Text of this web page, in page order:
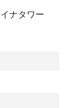
ナタワー